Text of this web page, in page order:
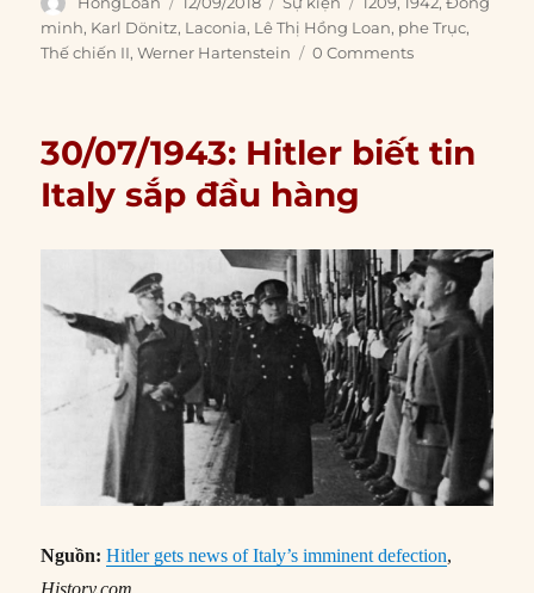
on
minh, Karl Dönitz, Laconia, Lê Thị Hồng Loan, phe Trục,
Thế chiến II,Werner Hartenstein 0 Comments
30/07/1943: Hitler biết tin
Italy sắp đầu hàng
Nguồn: Hitler gets news of Italy’s imminent defection,